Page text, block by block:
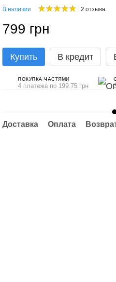
В наличии 2 отзыва
799 грн
Купить В кредит
ПОКУПКА ЧАСТЯМИ
4 платежа по 199.75 грн
Доставка Оплата